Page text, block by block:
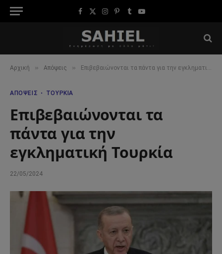
Facebook
X
Instagram
Pinterest
TumblrYouTube
Αρχική » Απόψεις » Επιβεβαιώνονται τα πάντα για την εγκληματική Τουρκία
ΑΠΌΨΕΙΣ ΤΟΥΡΚΊΑ
Επιβεβαιώνονται τα
πάντα για την
εγκληματική Τουρκία
22/05/2024